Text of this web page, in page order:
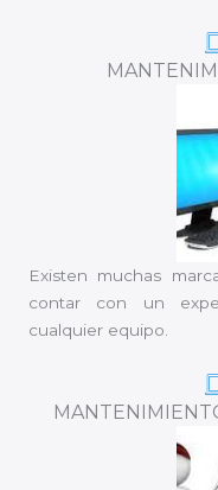
Existen muchas
contar con un
cualquier equipo.